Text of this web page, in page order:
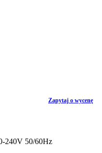
Zapytaj o wycenę
240V 50/60Hz